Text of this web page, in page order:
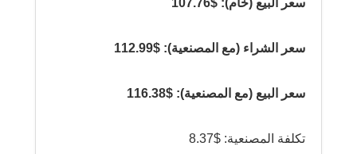
سعر البيع (خام): $107.76
سعر الشراء (مع المصنعية): $112.99
سعر البيع (مع المصنعية): $116.38
تكلفة المصنعية: $8.37